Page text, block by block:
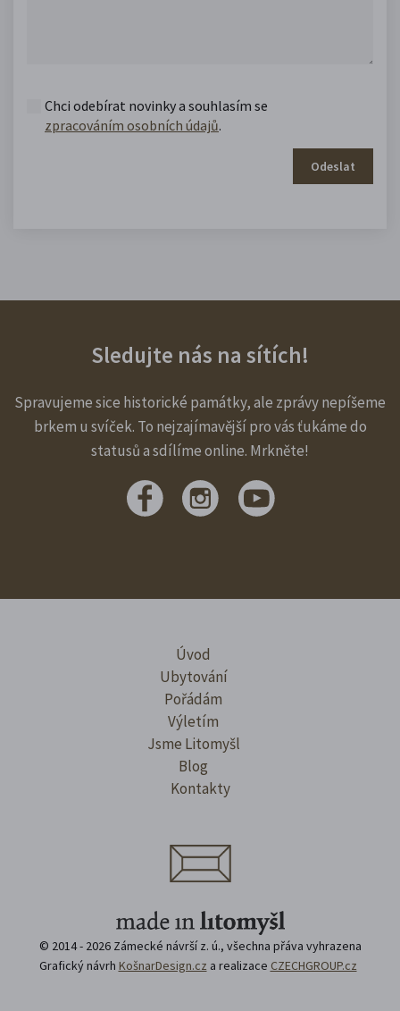
Chci odebírat novinky a souhlasím se
zpracováním osobních údajů.
Odeslat
Sledujte nás na sítích!
Spravujeme sice historické památky, ale zprávy nepíšeme
brkem u svíček. To nejzajímavější pro vás ťukáme do
statusů a sdílíme online. Mrkněte!
Úvod
Ubytování
Pořádám
Výletím
Jsme Litomyšl
Blog
Kontakty
© 2014 - 2026 Zámecké návrší z. ú., všechna přáva vyhrazena
Grafický návrh KošnarDesign.cz a realizace CZECHGROUP.cz